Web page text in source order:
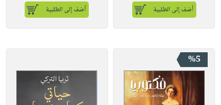
أضف إلى الطلبية أضف إلى الطلبية
%5